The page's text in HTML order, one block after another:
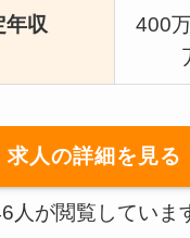
年収
400
求人の詳細を見る
人が閲覧していま